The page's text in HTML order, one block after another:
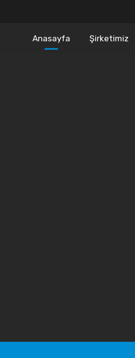
Anasayfa Şirketimiz